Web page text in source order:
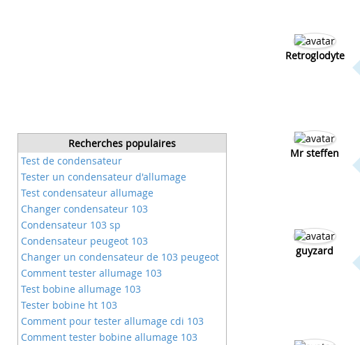
Recherches populaires
Test de condensateur
Tester un condensateur d'allumage
Test condensateur allumage
Changer condensateur 103
Condensateur 103 sp
Condensateur peugeot 103
Changer un condensateur de 103 peugeot
Comment tester allumage 103
Test bobine allumage 103
Tester bobine ht 103
Comment pour tester allumage cdi 103
Comment tester bobine allumage 103
Retroglodyte
Mr steffen
guyzard